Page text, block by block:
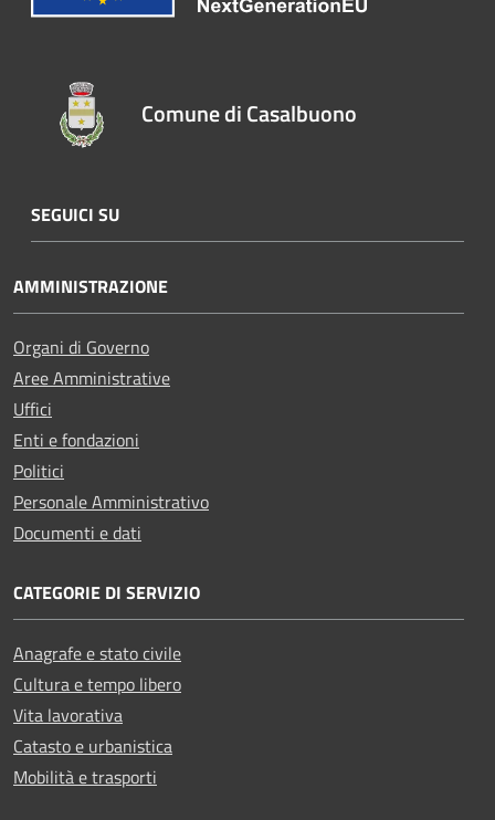
Comune di Casalbuono
SEGUICI SU
AMMINISTRAZIONE
Organi di Governo
Aree Amministrative
Uffici
Enti e fondazioni
Politici
Personale Amministrativo
Documenti e dati
CATEGORIE DI SERVIZIO
Anagrafe e stato civile
Cultura e tempo libero
Vita lavorativa
Catasto e urbanistica
Mobilità e trasporti